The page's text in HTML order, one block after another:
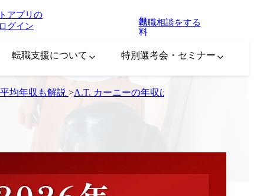
アプリの
グイン
無
料
転職相談をする
転職支援について 特別選考会・セミナー
均年収も解説 >A.T. カーニーの年収は？激務なイメージ